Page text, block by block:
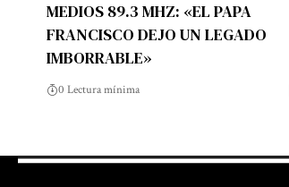
MEDIOS 89.3 MHZ: «EL PAPA
FRANCISCO DEJO UN LEGADO
IMBORRABLE»
0 Lectura mínima